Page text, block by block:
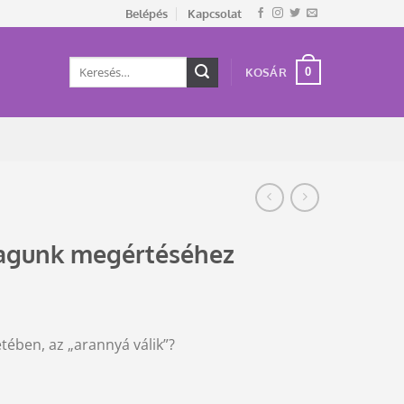
Belépés Kapcsolat
Keresés
KOSÁR 0
megértéséhez
az „arannyá válik”?